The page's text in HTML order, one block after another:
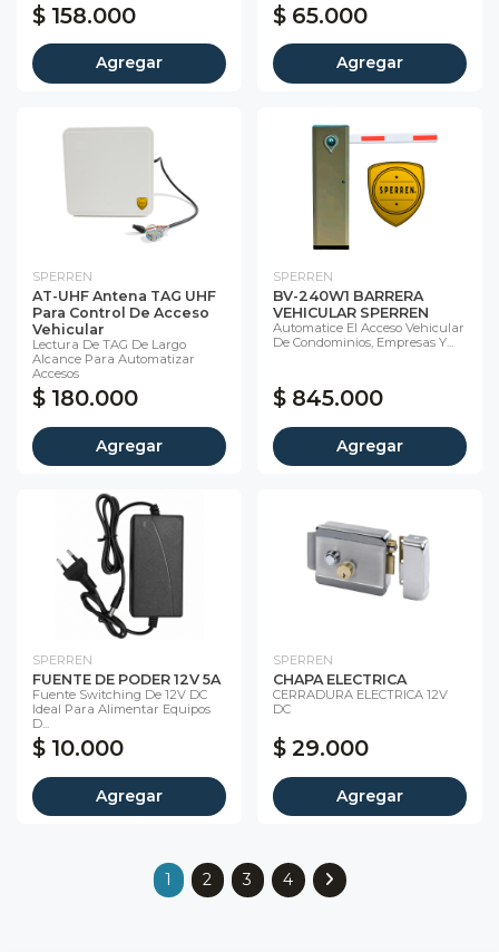
$ 158.000
Agregar
$ 65.000
Agregar
SPERREN
AT-UHF Antena TAG UHF
Para Control De Acceso
Vehicular
Lectura De TAG De Largo
Alcance Para Automatizar
Accesos
$ 180.000
Agregar
SPERREN
BV-240W1 BARRERA
VEHICULAR SPERREN
Automatice El Acceso Vehicular
De Condominios, Empresas Y...
$ 845.000
Agregar
SPERREN
FUENTE DE PODER 12V 5A
Fuente Switching De 12V DC
Ideal Para Alimentar Equipos
D...
$ 10.000
Agregar
SPERREN
CHAPA ELECTRICA
CERRADURA ELECTRICA 12V
DC
$ 29.000
Agregar
1 2 3 4